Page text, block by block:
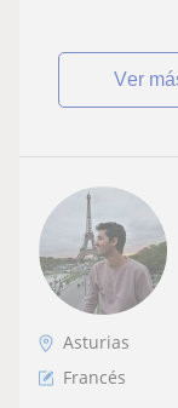
ver
Asturias
Francés